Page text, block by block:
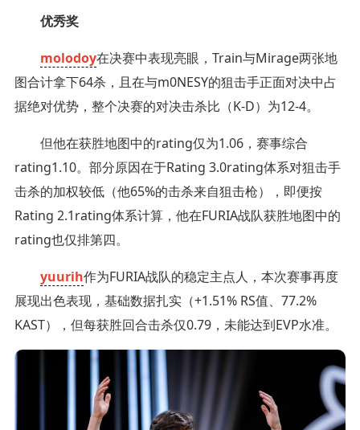
优秀奖
molodoy⁠在决赛中表现亮眼，Train与Mirage两张地
图合计拿下64杀，且在与m0NESY的狙击手正面对决中占
据绝对优势，整个决赛的对决击杀比（K-D）为12-4。
但他在获胜地图中的rating仅为1.06，赛事综合
rating1.10。部分原因在于Rating 3.0rating体系对狙击手
击杀的加权较低（他65%的击杀来自狙击枪），即便按
Rating 2.1rating体系计算，他在FURIA战队获胜地图中的
rating也仅排第四。
yuurih作为FURIA战队的稳定主点人，本次赛事再度
展现出色表现，基础数据扎实（+1.51% RS值、77.2%
KAST），但每获胜回合击杀仅0.79，未能达到EVP水准。